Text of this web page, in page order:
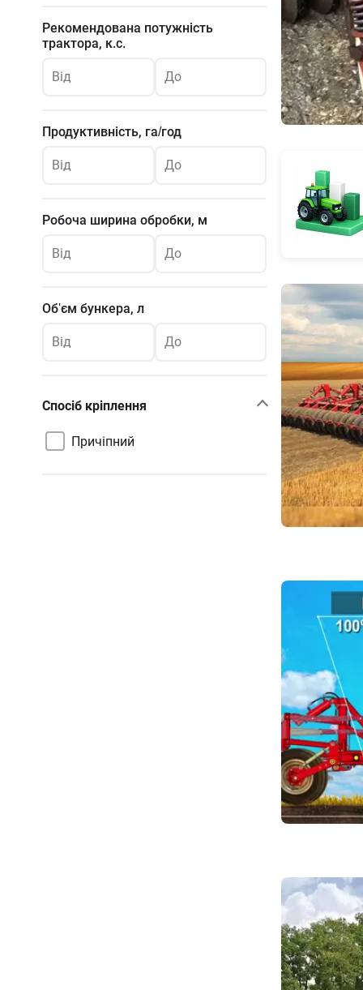
Рекомендована потужність
трактора, к.с.
Від До
Продуктивність, га/год
Від До
Робоча ширина обробки, м
Від До
Об'єм бункера, л
Від До
Спосіб кріплення
Причіпний